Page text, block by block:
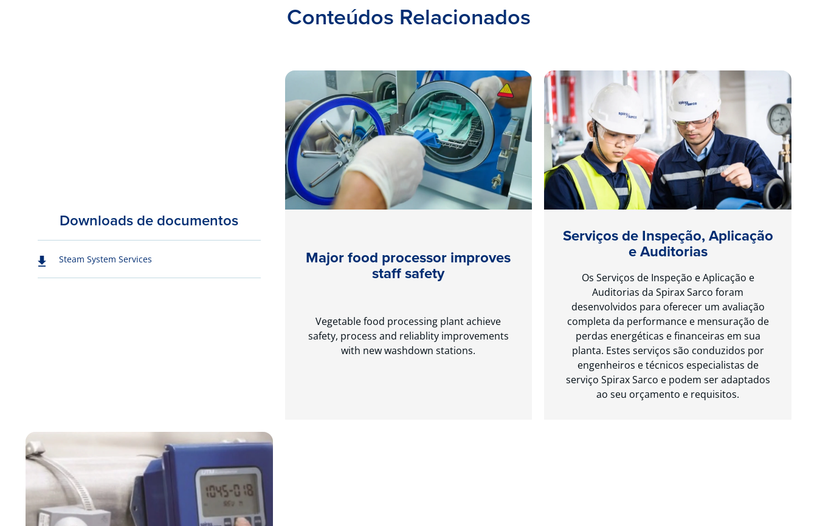
Conteúdos Relacionados
Downloads de documentos
Steam System Services Major food processor improves
staff safety
Vegetable food processing plant achieve
safety, process and reliablity improvements
with new washdown stations.
Serviços de Inspeção, Aplicação
e Auditorias
Os Serviços de Inspeção e Aplicação e
Auditorias da Spirax Sarco foram
desenvolvidos para oferecer um avaliação
completa da performance e mensuração de
perdas energéticas e financeiras em sua
planta. Estes serviços são conduzidos por
engenheiros e técnicos especialistas de
serviço Spirax Sarco e podem ser adaptados
ao seu orçamento e requisitos.